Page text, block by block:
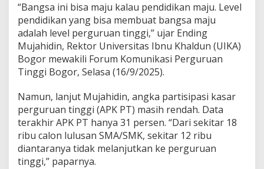
a
s
i
s
w
a
u
t
u
k
M
a
h
“Bangsa ini bisa maju kalau pendidikan maju. Level
pendidikan yang bisa membuat bangsa maju
adalah level perguruan tinggi,” ujar Ending
Mujahidin, Rektor Universitas Ibnu Khaldun (UIKA)
Bogor mewakili Forum Komunikasi Perguruan
Tinggi Bogor, Selasa (16/9/2025).
Namun, lanjut Mujahidin, angka partisipasi kasar
perguruan tinggi (APK PT) masih rendah. Data
terakhir APK PT hanya 31 persen. “Dari sekitar 18
ribu calon lulusan SMA/SMK, sekitar 12 ribu
diantaranya tidak melanjutkan ke perguruan
tinggi,” paparnya.